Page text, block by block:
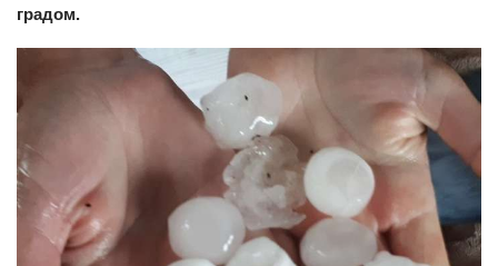
Прикарпаття
Політика
Цікаво
градом.